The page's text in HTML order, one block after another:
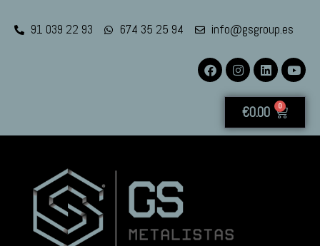
91 039 22 93 674 35 25 94 info@gsgroup.es
€0.00 0